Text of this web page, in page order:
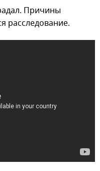
Причины
расследование.